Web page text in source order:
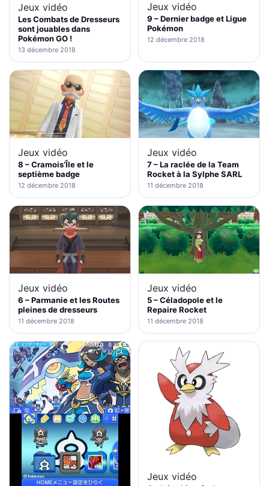
Jeux vidéo
Les Combats de Dresseurs
sont jouables dans
Pokémon GO !
13 décembre 2018
Jeux vidéo
9 – Dernier badge et Ligue
Pokémon
12 décembre 2018
Jeux vidéo
8 – Cramois’Île et le
septième badge
12 décembre 2018
Jeux vidéo
7 – La raclée de la Team
Rocket à la Sylphe SARL
11 décembre 2018
Jeux vidéo
6 – Parmanie et les Routes
pleines de dresseurs
11 décembre 2018
Jeux vidéo
5 – Céladopole et le
Repaire Rocket
11 décembre 2018
Jeux vidéo